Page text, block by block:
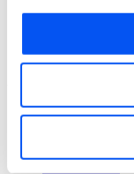
Termin
Kontaktlinsen